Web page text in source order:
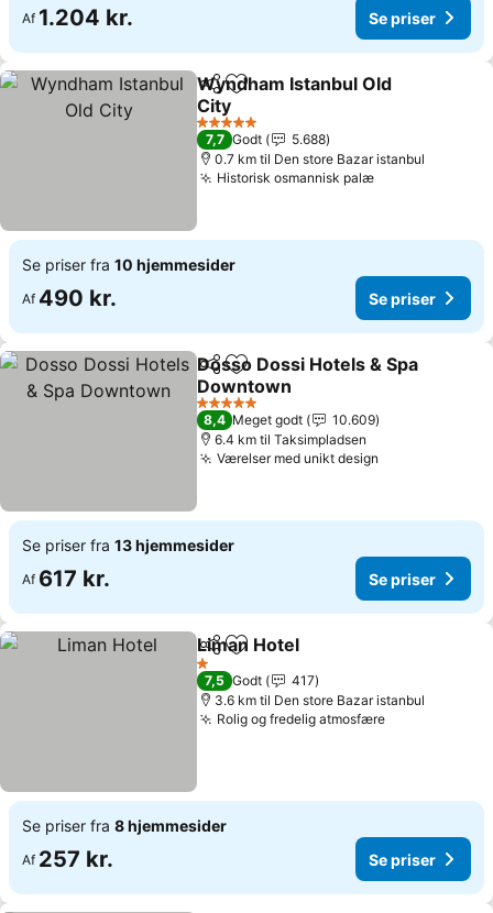
Af 1.204 kr. Se priser
Del Føj til favoritter
Wyndham Istanbul Old
City
5 Stjerner
7,7 Godt
5.688
0.7 km til Den store Bazar istanbul
Historisk osmannisk palæ
Se priser fra 10 hjemmesider
Af 490 kr. Se priser
Del Føj til favoritter
Dosso Dossi Hotels & Spa
Downtown
5 Stjerner
8,4 Meget godt
10.609
6.4 km til Taksimpladsen
Værelser med unikt design
Se priser fra 13 hjemmesider
Af 617 kr. Se priser
Del Føj til favoritter
Liman Hotel
1 Stjerner
7,5 Godt
417
3.6 km til Den store Bazar istanbul
Rolig og fredelig atmosfære
Se priser fra 8 hjemmesider
Af 257 kr. Se priser